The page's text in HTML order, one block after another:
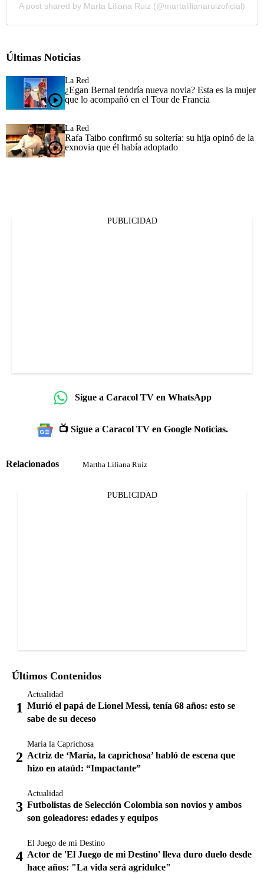
A post shared by Marta Liliana Ruiz (@martalilianaruizoficial)
Últimas Noticias
La Red
¿Egan Bernal tendría nueva novia? Esta es la mujer
que lo acompañó en el Tour de Francia
La Red
Rafa Taibo confirmó su soltería: su hija opinó de la
exnovia que él había adoptado
PUBLICIDAD
Sigue a Caracol TV en WhatsApp
📺 Sigue a Caracol TV en Google Noticias.
Relacionados Martha Liliana Ruíz
PUBLICIDAD
Últimos Contenidos
Actualidad
Murió el papá de Lionel Messi, tenía 68 años: esto se
sabe de su deceso
María la Caprichosa
Actriz de ‘María, la caprichosa’ habló de escena que
hizo en ataúd: “Impactante”
Actualidad
Futbolistas de Selección Colombia son novios y ambos
son goleadores: edades y equipos
El Juego de mi Destino
Actor de 'El Juego de mi Destino' lleva duro duelo desde
hace años: "La vida será agridulce"